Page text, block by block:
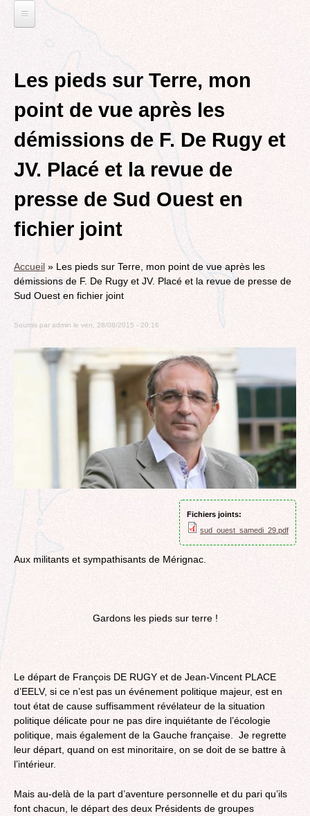
L'EAU ET LES DECHETS
ECONOMIE D’EAU, SAGE, SÉCHERESSE
LA GESTION DES DECHETS
CONTRAT DE L'EAU, POLLUTIONS DIVERSES
ELECTIONS
MUNICIPALES 2014
DÉPARTEMENTALES 2015
MUNICIPALES 2020
RUBRIQUE EN CHANTIER ET A COMPLETER
TRANSITION ECOLOGIQUE
RUBRIQUE EN CHANTIER
LA LUTTE CONTRE L’AFFICHAGE
PUBLICITAIRE
BIODIVERSITE, ENVIRONNEMENT, URBANISME
VOIRIE DOMAINE PUBLIC À MÉRIGNAC
LE TRAMWAY REJOINT L'AÉROPORT DE
BORDEAUX MÉRIGNAC : INAUGURATION,
REVUE DE PRESSE
POLITIQUE CYCLABLE, MARCHE
GRAND CONTOURNEMENT DE BORDEAUX
TRAMWAY, RER METROPOLITAIN, TRANSPORT
COLLECTIF
ROCADE VDO
POINT DE VUE
L’ACTION POLITIQUE À MÉRIGNAC
BORDEAUX METROPOLE
EMPLOI, SOLIDARITES
ELECTIONS, RUBRIQUES DIVERSES, PETITES
PHRASES..
to
top
Les pieds sur Terre, mon
point de vue après les
démissions de F. De Rugy et
JV. Placé et la revue de
presse de Sud Ouest en
fichier joint
Accueil » Les pieds sur Terre, mon point de vue après les
démissions de F. De Rugy et JV. Placé et la revue de presse de
Sud Ouest en fichier joint
Soumis par admin le ven, 28/08/2015 - 20:16
Fichiers joints:
sud_ouest_samedi_29.pdf
Aux militants et sympathisants de Mérignac.
Gardons les pieds sur terre !
Le départ de François DE RUGY et de Jean-Vincent PLACE
d’EELV, si ce n’est pas un événement politique majeur, est en
tout état de cause suffisamment révélateur de la situation
politique délicate pour ne pas dire inquiétante de l’écologie
politique, mais également de la Gauche française. Je regrette
leur départ, quand on est minoritaire, on se doit de se battre à
l’intérieur.
Mais au-delà de la part d’aventure personnelle et du pari qu’ils
font chacun, le départ des deux Présidents de groupes